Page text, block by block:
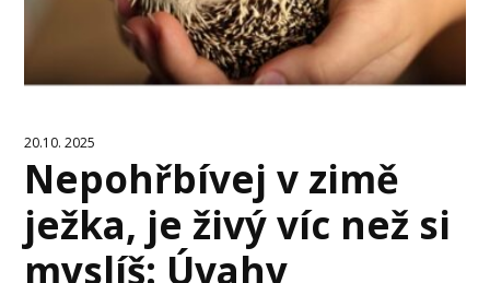
20.10. 2025
Nepohřbívej v zimě
ježka, je živý víc než si
myslíš: Úvahy